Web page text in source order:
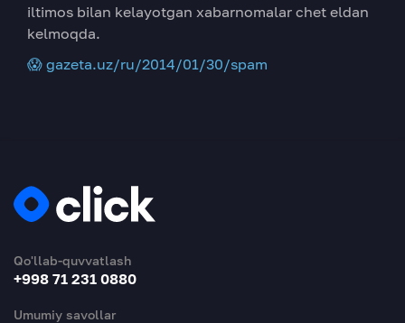
iltimos bilan kelayotgan xabarnomalar chet eldan
kelmoqda.
😱 gazeta.uz/ru/2014/01/30/spam
Qo'llab-quvvatlash
+998 71 231 0880
Umumiy savollar